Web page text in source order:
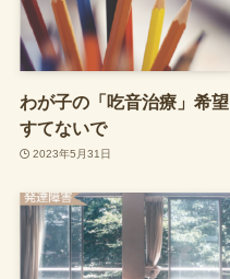
わが子の「吃音治療」希望
すてないで
2023年5月31日